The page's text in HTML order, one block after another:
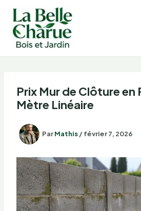
contenu
Prix Mur de Clôture en
Mètre Linéaire
ParMathis/février 7, 2026